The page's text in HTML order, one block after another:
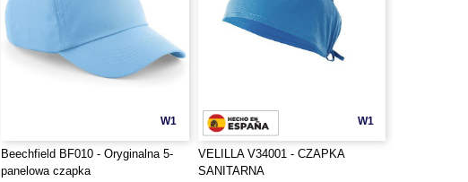
W1
Beechfield BF010 - Oryginalna 5-
panelowa czapka
W1
VELILLA V34001 - CZAPKA
SANITARNA